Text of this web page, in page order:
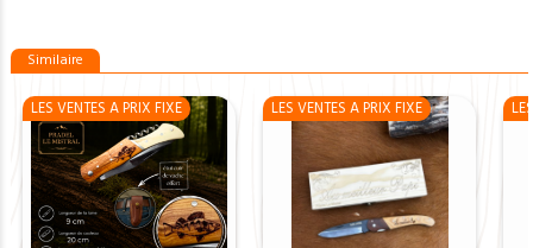
Similaire
LES VENTES A PRIX FIXE LES VENTES A PRIX FIXE